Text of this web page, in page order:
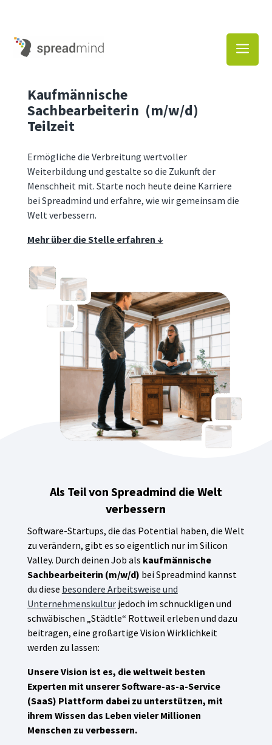
a
Kaufmännische
Sachbearbeiterin (m/w/d)
Teilzeit
Ermögliche die Verbreitung wertvoller
Weiterbildung und gestalte so die Zukunft der
Menschheit mit. Starte noch heute deine Karriere
bei Spreadmind und erfahre, wie wir gemeinsam die
Welt verbessern.
Mehr über die Stelle erfahren ↓
Als Teil von Spreadmind die Welt
verbessern
Software-Startups, die das Potential haben, die Welt
zu verändern, gibt es so eigentlich nur im Silicon
Valley. Durch deinen Job als kaufmännische
Sachbearbeiterin (m/w/d) bei Spreadmind kannst
du diese besondere Arbeitsweise und
Unternehmenskultur jedoch im schnuckligen und
schwäbischen „Städtle“ Rottweil erleben und dazu
beitragen, eine großartige Vision Wirklichkeit
werden zu lassen:
Unsere Vision ist es, die weltweit besten
Experten mit unserer Software-as-a-Service
(SaaS) Plattform dabei zu unterstützen, mit
ihrem Wissen das Leben vieler Millionen
Menschen zu verbessern.